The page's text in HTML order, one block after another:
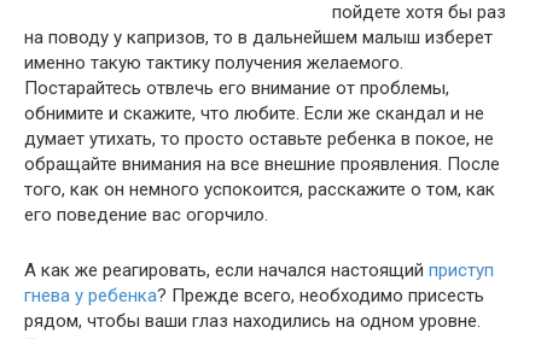
пойдете хотя бы раз
на поводу у капризов, то в дальнейшем малыш изберет
именно такую тактику получения желаемого.
Постарайтесь отвлечь его внимание от проблемы,
обнимите и скажите, что любите. Если же скандал и не
думает утихать, то просто оставьте ребенка в покое, не
обращайте внимания на все внешние проявления. После
того, как он немного успокоится, расскажите о том, как
его поведение вас огорчило.
А как же реагировать, если начался настоящий приступ
гнева у ребенка? Прежде всего, необходимо присесть
рядом, чтобы ваши глаз находились на одном уровне.